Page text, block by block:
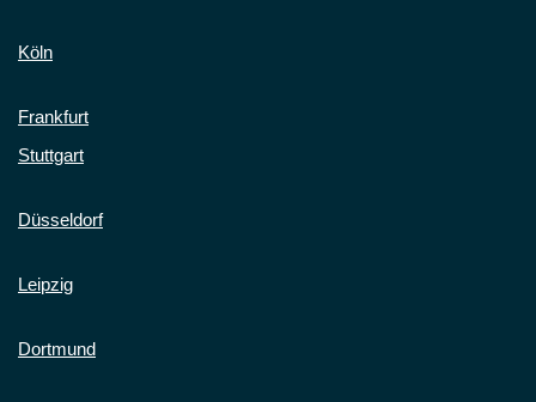
Köln
Frankfurt
Stuttgart
Düsseldorf
Leipzig
Dortmund